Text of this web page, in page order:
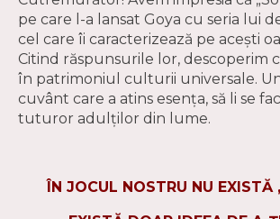
pe care l-a lansat Goya cu seria lui
cel care îi caracterizează pe aceşti
Citind răspunsurile lor, descoperim
în patrimoniul culturii universale.
cuvânt care a atins esenţa, să li se
tuturor adulţilor din lume.
ÎN JOCUL NOSTRU NU EXISTĂ